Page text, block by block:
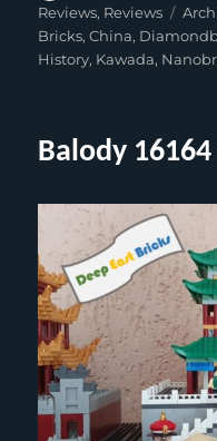
Reviews, Reviews
Bricks,China,
History, Kawada,
Balody